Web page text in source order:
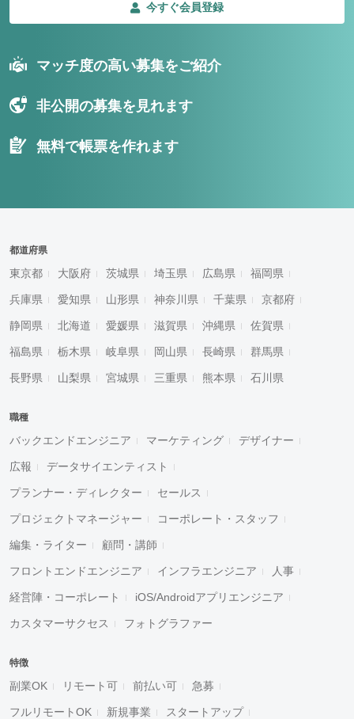
今すぐ会員登録
マッチ度の高い募集をご紹介
非公開の募集を見れます
無料で帳票を作れます
都道府県
東京都 大阪府 茨城県 埼玉県 広島県 福岡県
兵庫県 愛知県 山形県 神奈川県 千葉県 京都府
静岡県 北海道 愛媛県 滋賀県 沖縄県 佐賀県
福島県 栃木県 岐阜県 岡山県 長崎県 群馬県
長野県 山梨県 宮城県 三重県 熊本県 石川県
職種
バックエンドエンジニア マーケティング デザイナー
広報 データサイエンティスト
プランナー・ディレクター セールス
プロジェクトマネージャー コーポレート・スタッフ
編集・ライター 顧問・講師
フロントエンドエンジニア インフラエンジニア 人事
経営陣・コーポレート iOS/Androidアプリエンジニア
カスタマーサクセス フォトグラファー
特徴
副業OK リモート可 前払い可 急募
フルリモートOK 新規事業 スタートアップ